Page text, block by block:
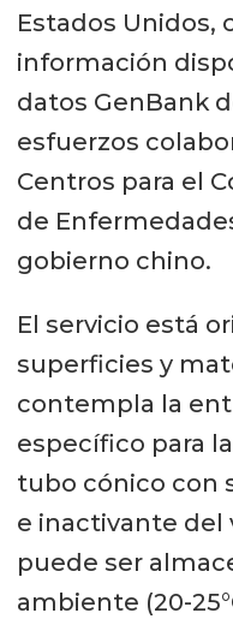
Estados Unidos,
información
datos GenBank
esfuerzos
Centros para el
de
gobierno chino.
El servicio está
superficies y
contempla la
específico para
tubo cónico con
e inactivante del
puede ser
ambiente (20-